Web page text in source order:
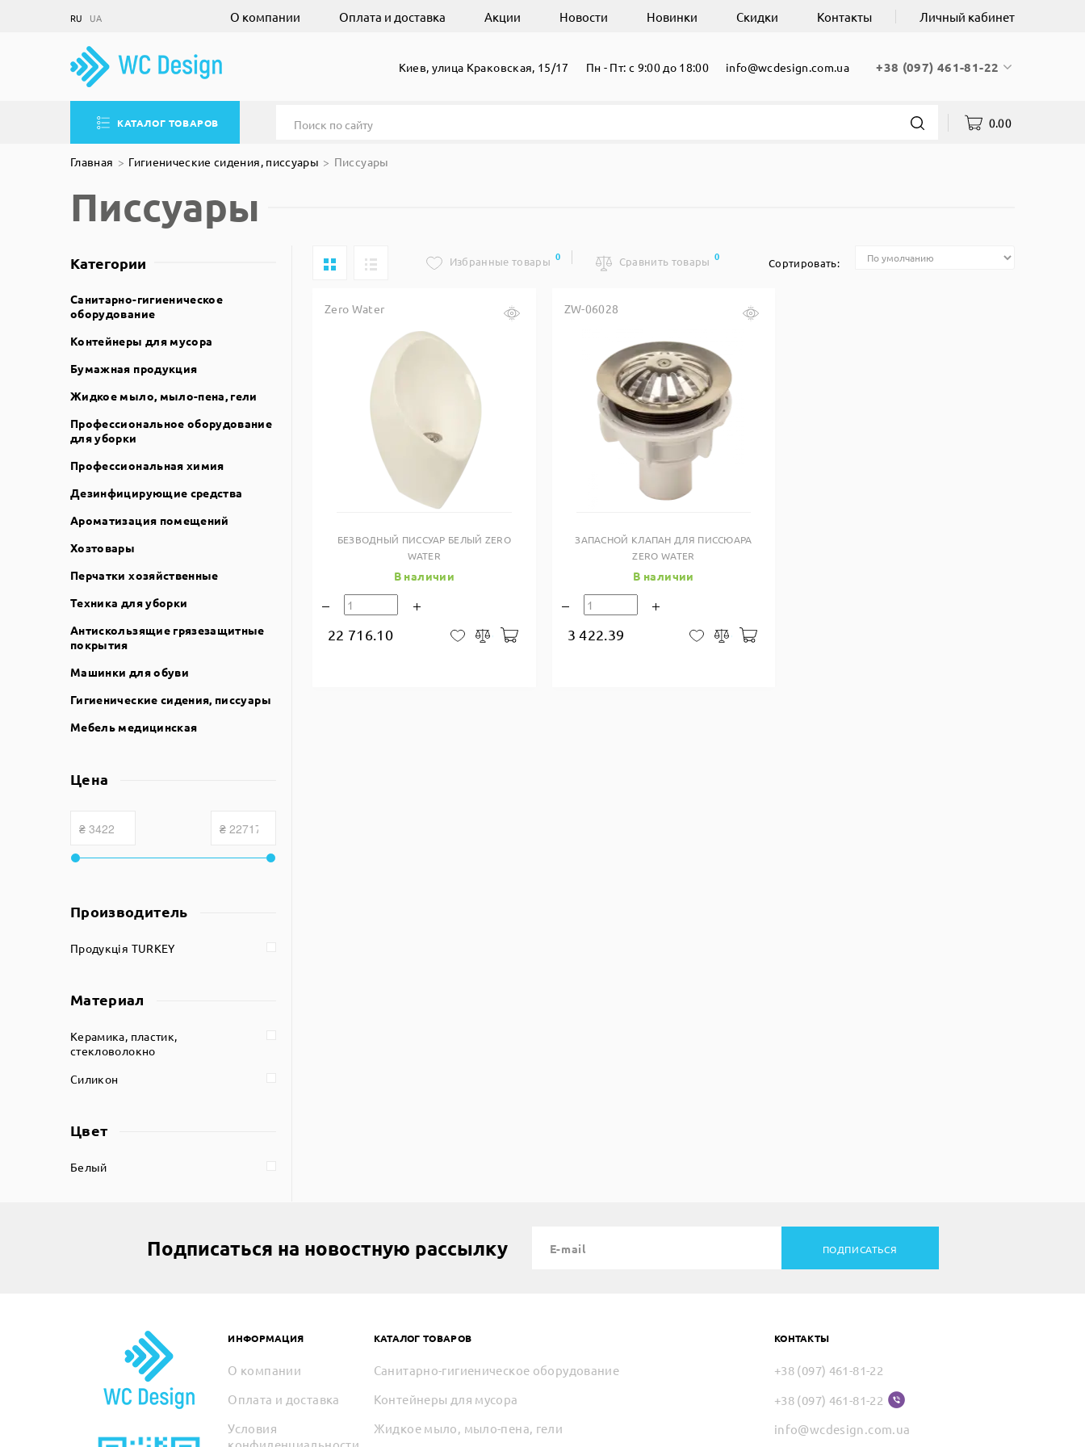
RU UA О компании Оплата и доставка Акции Новости Новинки Скидки Контакты Личный кабинет
Киев, улица Краковская, 15/17 Пн - Пт: с 9:00 до 18:00 info@wcdesign.com.ua +38 (097) 461-81-22
КАТАЛОГ ТОВАРОВ 0.00
Главная Гигиенические сидения, писсуары Писсуары
Писсуары
Категории
Санитарно-гигиеническое
оборудование
Контейнеры для мусора
Бумажная продукция
Жидкое мыло, мыло-пена, гели
Профессиональное оборудование
для уборки
Профессиональная химия
Дезинфицирующие средства
Ароматизация помещений
Хозтовары
Перчатки хозяйственные
Техника для уборки
Антискользящие грязезащитные
покрытия
Машинки для обуви
Гигиенические сидения, писсуары
Мебель медицинская
Цена
Производитель
Продукція TURKEY
Материал
Керамика, пластик,
стекловолокно
Силикон
Цвет
Белый
Избранные товары 0 Сравнить товары 0 Сортировать:
Zero Water
Купить в один клик
БЕЗВОДНЫЙ ПИССУАР БЕЛЫЙ ZERO
WATER
В наличии
22 716.10 В закладки
СравнитьВ корзину
ZW-06028
ЗАПАСНОЙ КЛАПАН ДЛЯ ПИССЮАРА
ZERO WATER
В наличии
3 422.39 В закладки
Сравнить
Подписаться на новостную рассылку ПОДПИСАТЬСЯ
ИНФОРМАЦИЯ
О компании
Оплата и доставка
Условия
КАТАЛОГ ТОВАРОВ
Санитарно-гигиеническое оборудование
Контейнеры для мусора
Жидкое мыло, мыло-пена, гели
КОНТАКТЫ
+38 (097) 461-81-22
+38 (097) 461-81-22
info@wcdesign.com.ua